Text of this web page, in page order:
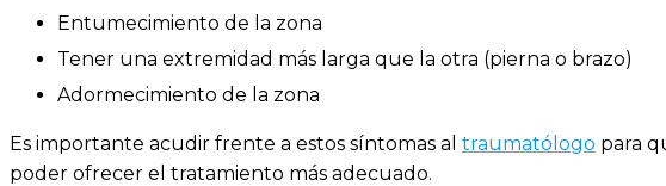
Entumecimiento de la zona
Tener una extremidad más larga que la otra (pierna o brazo)
Adormecimiento de la zona
Es importante acudir frente a estos síntomas al traumatólogo para
poder ofrecer el tratamiento más adecuado.